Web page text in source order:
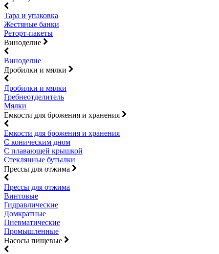
Тара и упаковка
Жестяные банки
Реторт-пакеты
Виноделие
Виноделие
Дробилки и мялки
Дробилки и мялки
Гребнеотделитель
Мялки
Емкости для брожения и хранения
Емкости для брожения и хранения
С коническим дном
С плавающей крышкой
Стеклянные бутылки
Прессы для отжима
Прессы для отжима
Винтовые
Гидравлические
Домкратные
Пневматические
Промышленные
Насосы пищевые